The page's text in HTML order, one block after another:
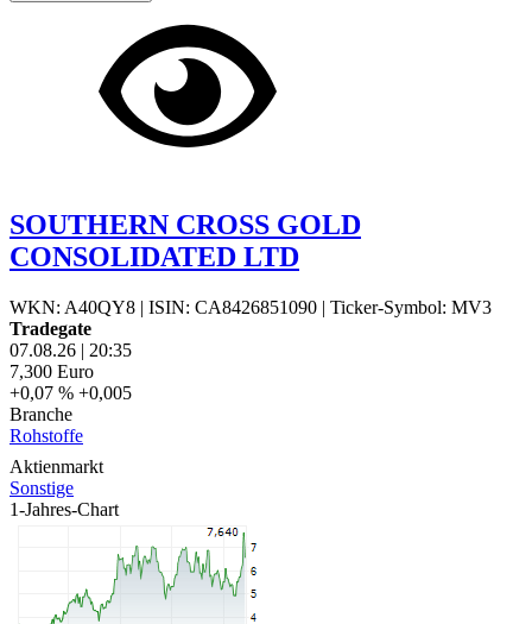
SOUTHERN CROSS GOLD
CONSOLIDATED LTD
WKN: A40QY8 | ISIN: CA8426851090 | Ticker-Symbol: MV3
Tradegate
07.08.26 | 20:35
7,300 Euro
+0,07 % +0,005
Branche
Rohstoffe
Aktienmarkt
Sonstige
1-Jahres-Chart